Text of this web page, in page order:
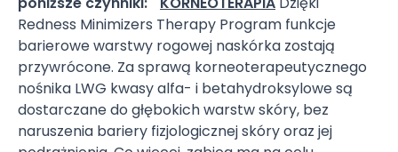
Redness Minimizers Therapy Program funkcje
barierowe warstwy rogowej naskórka zostają
przywrócone. Za sprawą korneoterapeutycznego
nośnika LWG kwasy alfa- i betahydroksylowe są
dostarczane do głębokich warstw skóry, bez
naruszenia bariery fizjologicznej skóry oraz jej